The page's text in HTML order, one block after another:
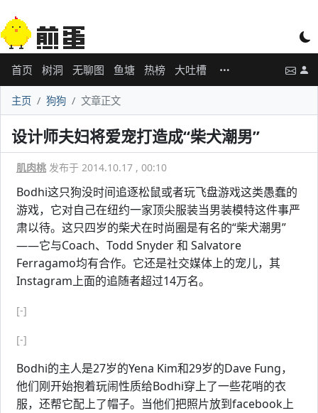
首页 树洞 无聊图 鱼塘 热榜 大吐槽
主页 狗狗 文章正文
设计师夫妇将爱宠打造成“柴犬潮男”
肌肉桃 发布于 2014.10.17 , 00:10
Bodhi这只狗没时间追逐松鼠或者玩飞盘游戏这类愚蠢的
游戏，它对自己在纽约一家顶尖服装当男装模特这件事严
肃以待。这只四岁的柴犬在时尚圈是有名的“柴犬潮男”
——它与Coach、Todd Snyder 和 Salvatore
Ferragamo均有合作。它还是社交媒体上的宠儿，其
Instagram上面的追随者超过14万名。
[-]
[-]
Bodhi的主人是27岁的Yena Kim和29岁的Dave Fung，
他们刚开始抱着玩闹性质给Bodhi穿上了一些花哨的衣
服，还帮它配上了帽子。当他们把照片放到facebook上